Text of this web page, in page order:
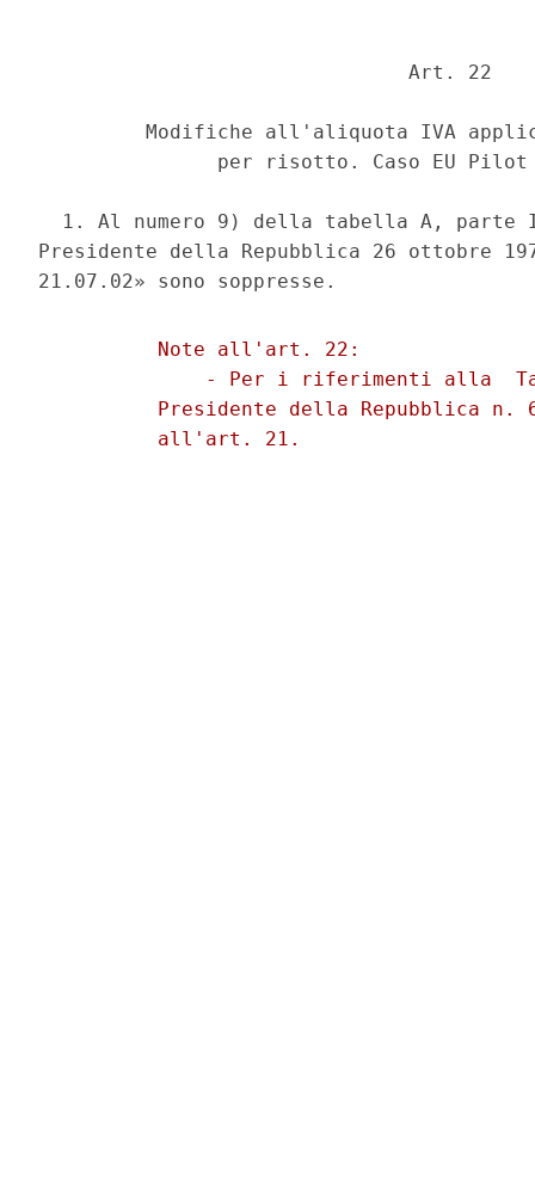
                               Art. 22
Modifiche all'aliquota IVA
per risotto. Caso EU
1. Al numero 9) della tabella A, parte
Presidente della Repubblica 26 ottobre
          Note all'art. 22:
- Per i riferimenti alla
Presidente della Repubblica n.